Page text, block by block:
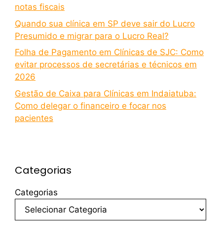
notas fiscais
Quando sua clínica em SP deve sair do Lucro
Presumido e migrar para o Lucro Real?
Folha de Pagamento em Clínicas de SJC: Como
evitar processos de secretárias e técnicos em
2026
Gestão de Caixa para Clínicas em Indaiatuba:
Como delegar o financeiro e focar nos
pacientes
Categorias
Categorias